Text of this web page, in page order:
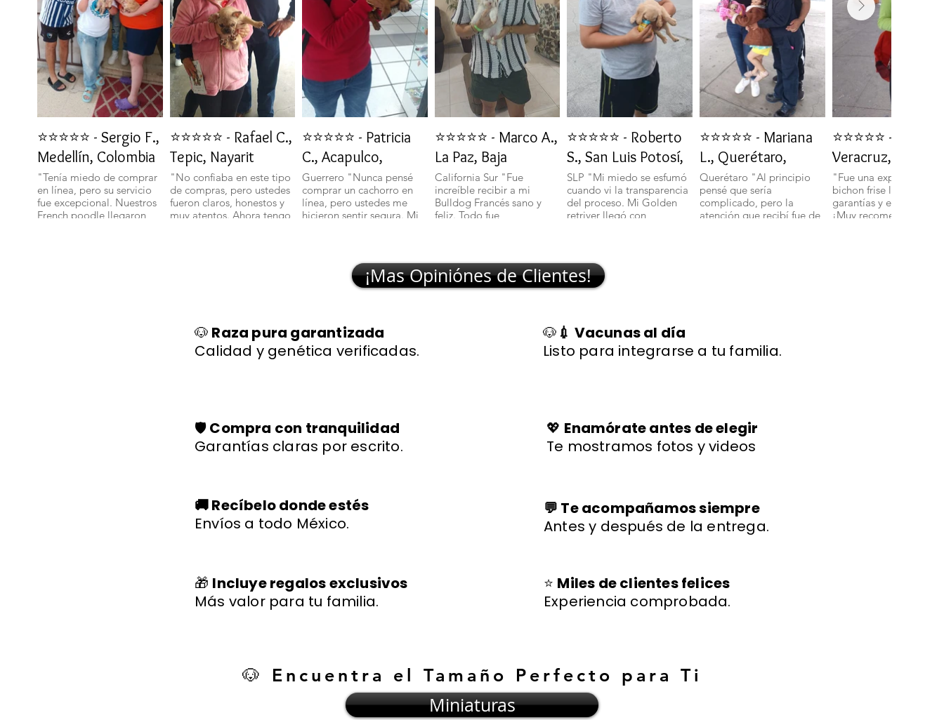
⭐⭐⭐⭐⭐ - Sergio F.,
Medellín, Colombia
"Tenía miedo de comprar
en línea, pero su servicio
fue excepcional. Nuestros
French poodle llegaron
⭐⭐⭐⭐⭐ - Rafael C.,
Tepic, Nayarit
"No confiaba en este tipo
de compras, pero ustedes
fueron claros, honestos y
muy atentos. Ahora tengo
⭐⭐⭐⭐⭐ - Patricia
C., Acapulco,
Guerrero "Nunca pensé
comprar un cachorro en
línea, pero ustedes me
hicieron sentir segura. Mi
⭐⭐⭐⭐⭐ - Marco A.,
La Paz, Baja
California Sur "Fue
increíble recibir a mi
Bulldog Francés sano y
feliz. Todo fue
⭐⭐⭐⭐⭐ - Roberto
S., San Luis Potosí,
SLP "Mi miedo se esfumó
cuando vi la transparencia
del proceso. Mi Golden
retriver llegó con
⭐⭐⭐⭐⭐ - Mariana
L., Querétaro,
Querétaro "Al principio
pensé que sería
complicado, pero la
atención que recibí fue de
⭐⭐⭐⭐⭐ -
Veracruz,
"Fue una experiencia
bichon frise llegó con
garantías y en perfecto
¡Muy recomendados!".
¡Mas Opiniónes de Clientes!
🐶 Raza pura garantizada
Calidad y genética verificadas.
🐶 💉 Vacunas al día
Listo para integrarse a tu familia.
🛡️Compra con tranquilidad
Garantías claras por escrito.
🚚 Recíbelo donde estés
Envíos a todo México.
🎁 Incluye regalos exclusivos
Más valor para tu familia.
💖 Enamórate antes de elegir
Te mostramos fotos y videos
💬 Te acompañamos siempre
Antes y después de la entrega.
⭐ Miles de clientes felices
Experiencia comprobada.
🐶 Encuentra el Tamaño Perfecto para Ti
Miniaturas